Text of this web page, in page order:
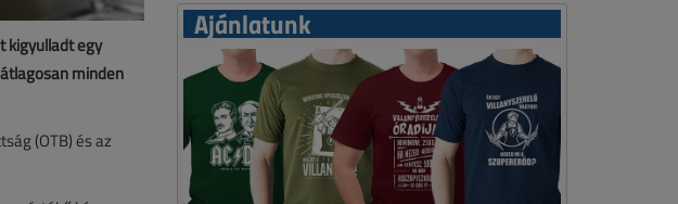
kigyulladt egy
minden
(OTB) és az
Ajánlatunk